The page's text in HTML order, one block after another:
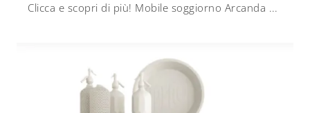
Clicca e scopri di più! Mobile soggiorno Arcanda Credenza a 2 ante di Scandola in legno: ti sta aspettando per completare le tue stanze classiche.